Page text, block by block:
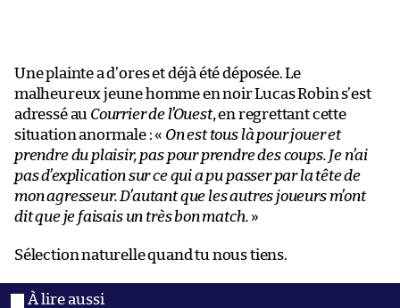
Une plainte a d’ores et déjà été déposée. Le
malheureux jeune homme en noir Lucas Robin s’est
adressé au Courrier de l’Ouest, en regrettant cette
situation anormale : « On est tous là pour jouer et
prendre du plaisir, pas pour prendre des coups. Je n’ai
pas d’explication sur ce qui a pu passer par la tête de
mon agresseur. D’autant que les autres joueurs m’ont
dit que je faisais un très bon match. »
Sélection naturelle quand tu nous tiens.